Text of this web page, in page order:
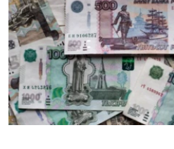
BLOGLAR
FİKİR
Русский
Українською